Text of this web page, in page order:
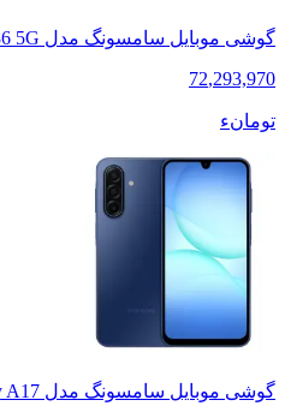
گوشی موبایل سامسونگ مدل Galaxy A36 5G - دوسیم کارت
72,293,970
تومانء
گوشی موبایل سامسونگ مدل Galaxy A17 - دو سیم‌کارت